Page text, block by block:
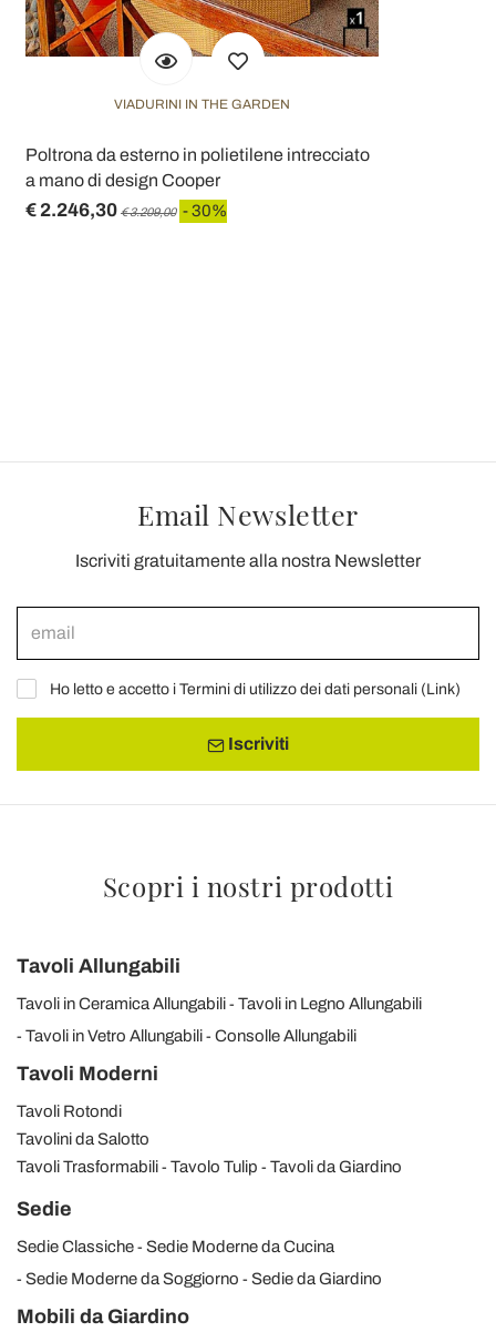
VIADURINI IN THE GARDEN
Poltrona da esterno in polietilene intrecciato
a mano di design Cooper
€ 2.246,30 € 3.209,00 - 30%
Email Newsletter
Iscriviti gratuitamente alla nostra Newsletter
Ho letto e accetto i Termini di utilizzo dei dati personali (Link)
Iscriviti
Scopri i nostri prodotti
Tavoli Allungabili
Tavoli in Ceramica Allungabili
Tavoli in Legno Allungabili
Tavoli in Vetro Allungabili
Consolle Allungabili
Tavoli Moderni
Tavoli Rotondi
Tavolini da Salotto
Tavoli Trasformabili
Tavolo Tulip Tavoli da Giardino
Sedie
Sedie Classiche
Sedie Moderne da Cucina
Sedie Moderne da Soggiorno
Sedie da Giardino
Mobili da Giardino